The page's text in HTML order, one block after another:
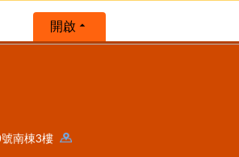
開啟
南棟3樓